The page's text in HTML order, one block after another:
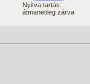
Nyitva tartás:
átmanetileg zárva